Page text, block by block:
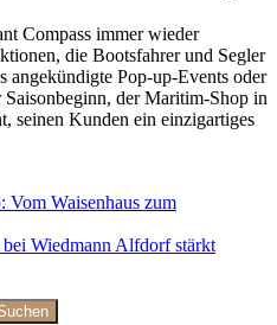
Compass immer wieder
die Bootsfahrer und Segler
angekündigte Pop-up-Events oder
der Maritim-Shop in
seinen Kunden ein einzigartiges
Vom Waisenhaus zum
Wiedmann Alfdorf stärkt